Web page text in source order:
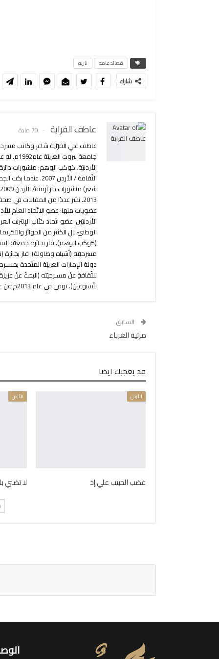
قصائد عامه نثريه
شارك
عاطف الفراية 70 مادة
الأردنيّة. كوكب الوهم: منشورات
عضويات منها: عضو الاتّحاد العام
الأردنيّين. عضو اتّحاد كتّاب
الوطنيّ نال الكثير من الجوائز
دولة الإمارات العربيّة المتّحدة
بأسبوعين). توفي في عام 2013م عن عمر ناهز48 عام.
السابق
مرثية الغرباء
قد يعجبك ايضا
الأردن
غضب الحبيب علي إذ
الأردن
لا تضني